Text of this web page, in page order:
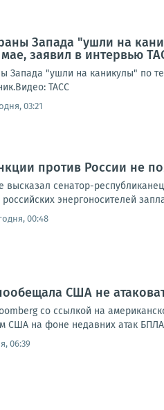
Запада "ушли на
заявил в интервью
Запада "ушли на каникулы" по
ТАСС
03:21
против России не
высказал сенатор-
российских энергоносителей
00:48
США не
со ссылкой на
США на фоне недавних атак
06:39